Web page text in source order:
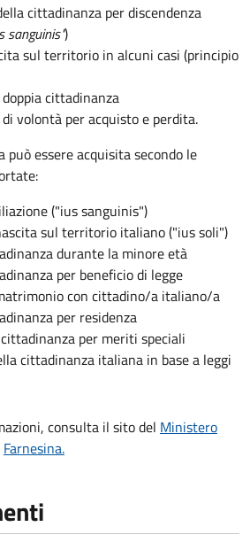
cittadinanza per discendenza
sanguinis")
sul territorio in alcuni casi (principio
cittadinanza
volontà per acquisto e perdita.
essere acquisita secondo le
("ius sanguinis")
sul territorio italiano ("ius soli")
durante la minore età
per beneficio di legge
con cittadino/a italiano/a
per residenza
per meriti speciali
cittadinanza italiana in base a leggi
consulta il sito del Ministero
Farnesina.